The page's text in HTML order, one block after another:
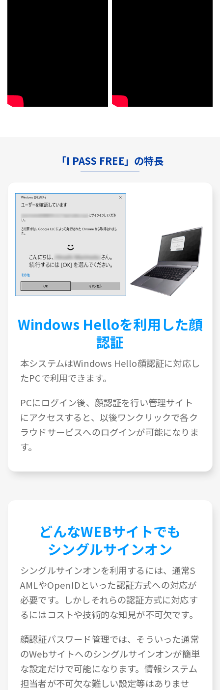
「I PASS FREE」の特長
Windows Helloを利用した顔
認証
本システムはWindows Hello顔認証に対応し
たPCで利用できます。
PCにログイン後、顔認証を行い管理サイト
にアクセスすると、以後ワンクリックで各ク
ラウドサービスへのログインが可能になりま
す。
どんなWEBサイトでも
シングルサインオン
シングルサインオンを利用するには、通常S
AMLやOpenIDといった認証方式への対応が
必要です。しかしそれらの認証方式に対応す
るにはコストや技術的な知見が不可欠です。
顔認証パスワード管理では、そういった通常
のWebサイトへのシングルサインオンが簡単
な設定だけで可能になります。情報システム
担当者が不可欠な難しい設定等はありませ